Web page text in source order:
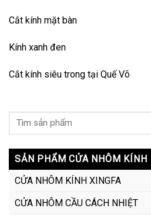
Cắt kính mặt bàn
Kính xanh đen
Cắt kính siêu trong tại Quế Võ
SẢN PHẨM CỬA NHÔM KÍNH
CỬA NHÔM KÍNH XINGFA
CỬA NHÔM CẦU CÁCH NHIỆT